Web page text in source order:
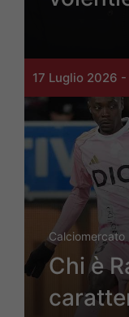
17 Luglio 2026 -
Calciomercato
Chi è